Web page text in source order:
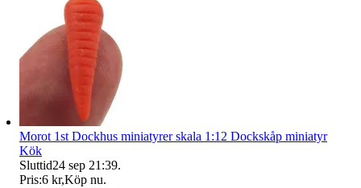
Morot 1st Dockhus miniatyrer skala 1:12 Dockskåp miniatyr
Kök
Sluttid24 sep 21:39.
Pris:6 kr,Köp nu.